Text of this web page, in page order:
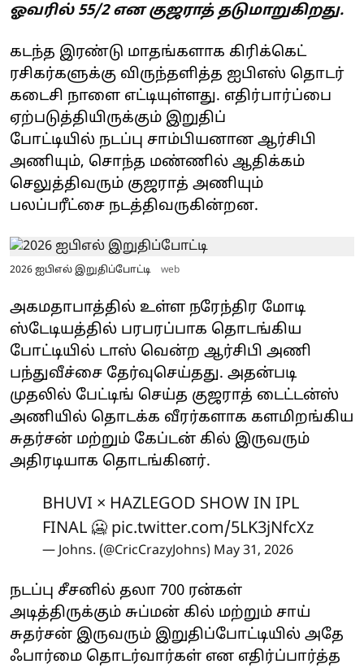
ஓவரில் 55/2 என குஜராத் தடுமாறுகிறது.
கடந்த இரண்டு மாதங்களாக கிரிக்கெட்
ரசிகர்களுக்கு விருந்தளித்த ஐபிஎஸ் தொடர்
கடைசி நாளை எட்டியுள்ளது. எதிர்பார்ப்பை
ஏற்படுத்தியிருக்கும் இறுதிப்
போட்டியில் நடப்பு சாம்பியனான ஆர்சிபி
அணியும், சொந்த மண்ணில் ஆதிக்கம்
செலுத்திவரும் குஜராத் அணியும்
பலப்பரீட்சை நடத்திவருகின்றன.
2026 ஐபிஎல் இறுதிப்போட்டி web
அகமதாபாத்தில் உள்ள நரேந்திர மோடி
ஸ்டேடியத்தில் பரபரப்பாக தொடங்கிய
போட்டியில் டாஸ் வென்ற ஆர்சிபி அணி
பந்துவீச்சை தேர்வுசெய்தது. அதன்படி
முதலில் பேட்டிங் செய்த குஜராத் டைட்டன்ஸ்
அணியில் தொடக்க வீரர்களாக களமிறங்கிய
சுதர்சன் மற்றும் கேப்டன் கில் இருவரும்
அதிரடியாக தொடங்கினர்.
BHUVI × HAZLEGOD SHOW IN IPL
FINAL 🥶 pic.twitter.com/5LK3jNfcXz
— Johns. (@CricCrazyJohns) May 31, 2026
நடப்பு சீசனில் தலா 700 ரன்கள்
அடித்திருக்கும் சுப்மன் கில் மற்றும் சாய்
சுதர்சன் இருவரும் இறுதிப்போட்டியில் அதே
ஃபார்மை தொடர்வார்கள் என எதிர்ப்பார்த்த